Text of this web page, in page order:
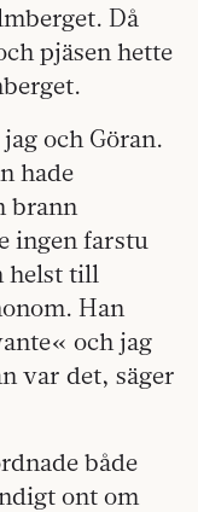
Då
pjäsen hette
och Göran.
hade
brann
ingen farstu
helst till
Han
och jag
var det, säger
både
ont om